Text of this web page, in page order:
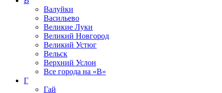
Валуйки
Васильево
Великие Луки
Великий Новгород
Великий Устюг
Вельск
Верхний Услон
Все города на «В»
Г
Гай